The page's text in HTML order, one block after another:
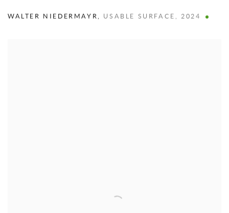
WALTER NIEDERMAYR, USABLE SURFACE ,2024